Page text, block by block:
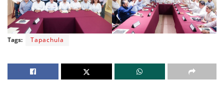
Tags: Tapachula